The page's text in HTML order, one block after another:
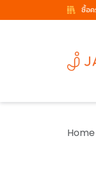
ซื้อ
Home